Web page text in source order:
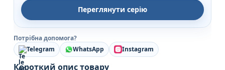
Переглянути серію
Потрібна допомога?
Telegram
WhatsApp Instagram
Короткий опис товару